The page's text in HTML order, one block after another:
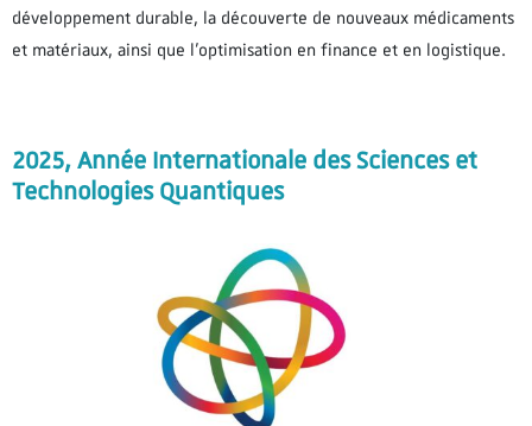
développement durable, la découverte de nouveaux médicaments
et matériaux, ainsi que l’optimisation en finance et en logistique.
2025, Année Internationale des Sciences et
Technologies Quantiques